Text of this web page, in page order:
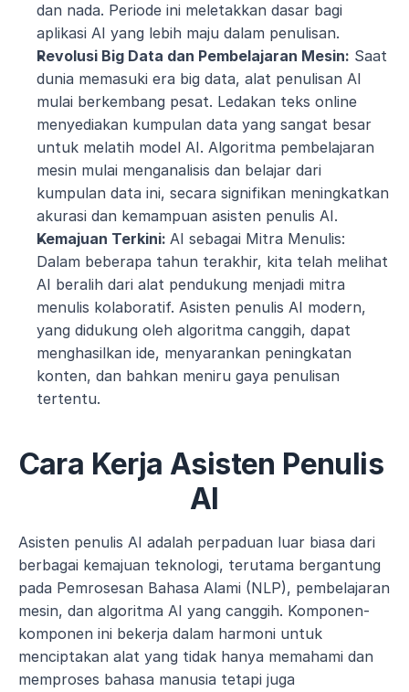
dan nada. Periode ini meletakkan dasar bagi
aplikasi AI yang lebih maju dalam penulisan.
Revolusi Big Data dan Pembelajaran Mesin: Saat
dunia memasuki era big data, alat penulisan AI
mulai berkembang pesat. Ledakan teks online
menyediakan kumpulan data yang sangat besar
untuk melatih model AI. Algoritma pembelajaran
mesin mulai menganalisis dan belajar dari
kumpulan data ini, secara signifikan meningkatkan
akurasi dan kemampuan asisten penulis AI.
Kemajuan Terkini: AI sebagai Mitra Menulis:
Dalam beberapa tahun terakhir, kita telah melihat
AI beralih dari alat pendukung menjadi mitra
menulis kolaboratif. Asisten penulis AI modern,
yang didukung oleh algoritma canggih, dapat
menghasilkan ide, menyarankan peningkatan
konten, dan bahkan meniru gaya penulisan
tertentu.
Cara Kerja Asisten Penulis
AI
Asisten penulis AI adalah perpaduan luar biasa dari
berbagai kemajuan teknologi, terutama bergantung
pada Pemrosesan Bahasa Alami (NLP), pembelajaran
mesin, dan algoritma AI yang canggih. Komponen-
komponen ini bekerja dalam harmoni untuk
menciptakan alat yang tidak hanya memahami dan